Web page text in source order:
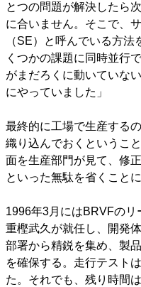
とつの問題が解決したら
に合いません。そこで、
（SE）と呼んでいる方
くつかの課題に同時並行
がまだろくに動いていな
にやっていました」
最終的に工場で生産する
織り込んでおくというこ
面を生産部門が見て、修
といった無駄を省くことに
1996年3月にはBRVFのリ
重樫武久が就任し、開発
部署から精鋭を集め、製
を確保する。走行テスト
た。それでも、残り時間